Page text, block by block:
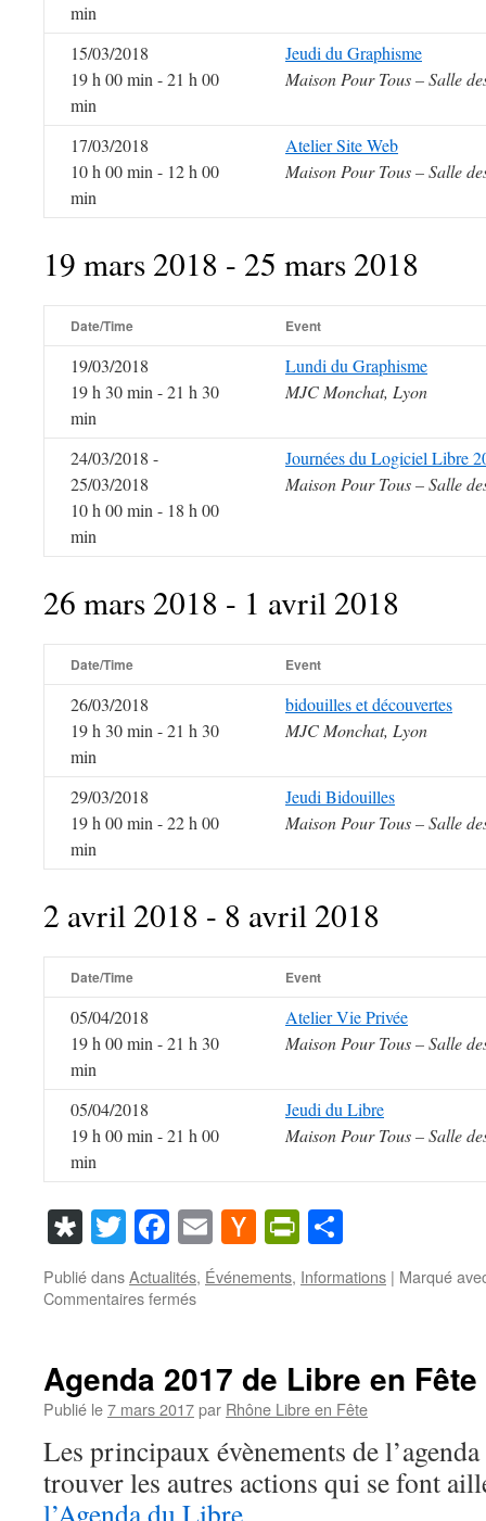
min
15/03/2018
19 h 00 min - 21 h 00
min
Jeudi du Graphisme
Maison Pour Tous – Salle
17/03/2018
10 h 00 min - 12 h 00
min
Atelier Site Web
Maison Pour Tous – Salle
19 mars 2018 - 25 mars 2018
Date/Time Event
19/03/2018
19 h 30 min - 21 h 30
min
Lundi du Graphisme
MJC Monchat, Lyon
24/03/2018 -
25/03/2018
10 h 00 min - 18 h 00
min
Journées du Logiciel Libre
Maison Pour Tous – Salle
26 mars 2018 - 1 avril 2018
Date/Time Event
26/03/2018
19 h 30 min - 21 h 30
min
bidouilles et découvertes
MJC Monchat, Lyon
29/03/2018
19 h 00 min - 22 h 00
min
Jeudi Bidouilles
Maison Pour Tous – Salle
2 avril 2018 - 8 avril 2018
Date/Time Event
05/04/2018
19 h 00 min - 21 h 30
min
Atelier Vie Privée
Maison Pour Tous – Salle
05/04/2018
19 h 00 min - 21 h 00
min
Jeudi du Libre
Maison Pour Tous – Salle
Diaspora
TwitterFacebook
EmailHacker
News
PrintFriendly
Publié dansActualités, Événements, Informations | Marqué
Commentaires ferméssur
Libre
en
Fête
dans
Rhône
Agenda 2017 de Libre en
Publié le7 mars 2017par Rhône Libre en Fête
Les principaux évènements de
trouver les autres actions qui se font
l’Agenda du Libre